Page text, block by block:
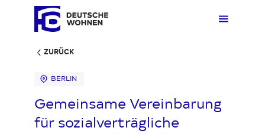
Mieten
Kaufen
ZURÜCK
BERLIN
Gemeinsame Vereinbarung
für sozialverträgliche